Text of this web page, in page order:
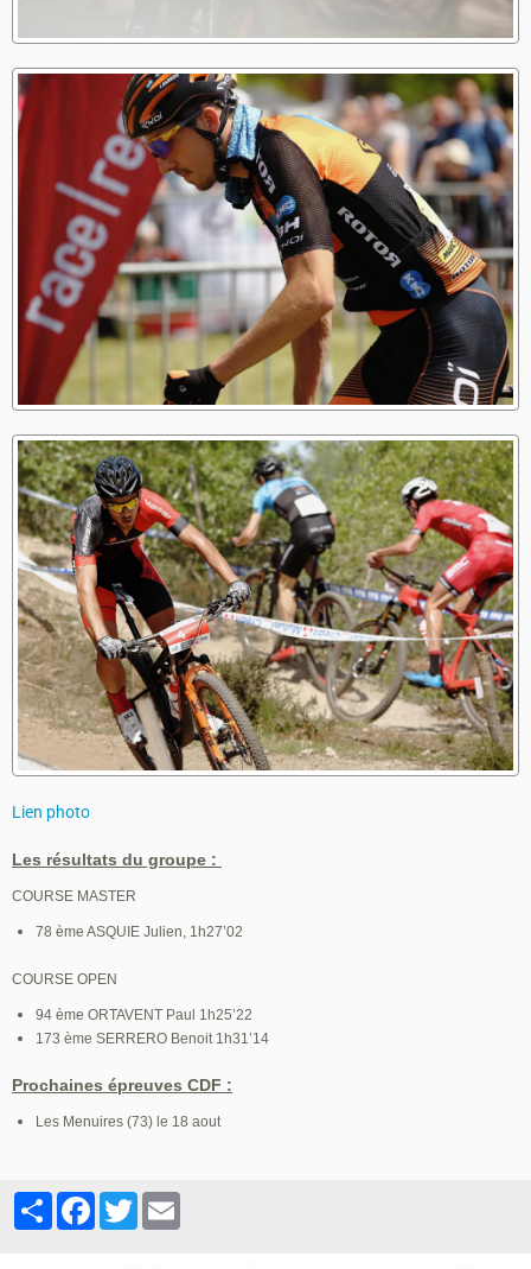
Lien photo
Les résultats du groupe :
COURSE MASTER
78 ème ASQUIE Julien, 1h27’02
COURSE OPEN
94 ème ORTAVENT Paul 1h25’22
173 ème SERRERO Benoit 1h31’14
Prochaines épreuves CDF :
Les Menuires (73) le 18 aout
PartagerFacebook
Twitter